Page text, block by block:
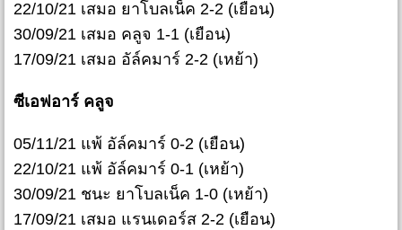
22/10/21 เสมอ ยาโบลเน็ค 2-2 (เยือน)
30/09/21 เสมอ คลูจ 1-1 (เยือน)
17/09/21 เสมอ อัล์คมาร์ 2-2 (เหย้า)
ซีเอฟอาร์ คลูจ
05/11/21 แพ้ อัล์คมาร์ 0-2 (เยือน)
22/10/21 แพ้ อัล์คมาร์ 0-1 (เหย้า)
30/09/21 ชนะ ยาโบลเน็ค 1-0 (เหย้า)
17/09/21 เสมอ แรนเดอร์ส 2-2 (เยือน)